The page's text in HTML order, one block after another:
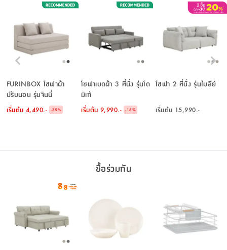
FURINBOX โซฟาผ้า
ปรับนอน รุ่นจินนี่
เริ่มต้น 4,490.- -35%
โซฟาเบดผ้า 3 ที่นั่ง รุ่นโด
มิเก้
เริ่มต้น 9,990.- -16%
โซฟา 2 ที่นั่ง รุ่นไมลีย์
เริ่มต้น 15,990.-
ซื้อร่วมกัน